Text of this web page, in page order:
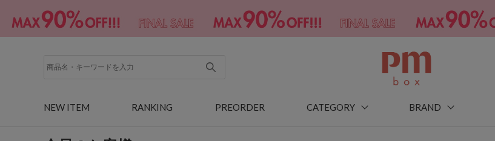
NEW ITEM RANKING PREORDER CATEGORY BRAND